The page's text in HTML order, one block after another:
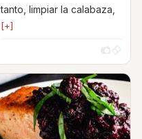
tanto, limpiar la calabaza,
[+]